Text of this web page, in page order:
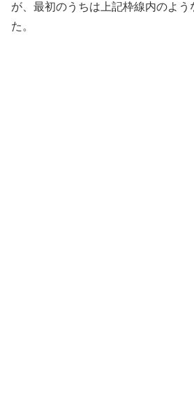
が、最初のうちは上記枠線内のよ
た。